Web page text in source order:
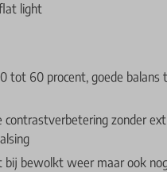
light
tot 60 procent, goede balans
contrastverbetering zonder
bij bewolkt weer maar ook